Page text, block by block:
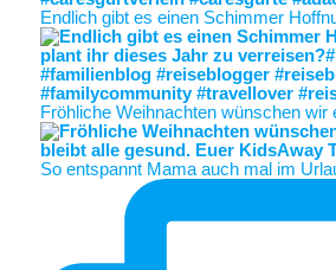
Endlich gibt es einen Schimmer
Fröhliche Weihnachten wünschen wir
So entspannt Mama auch mal im